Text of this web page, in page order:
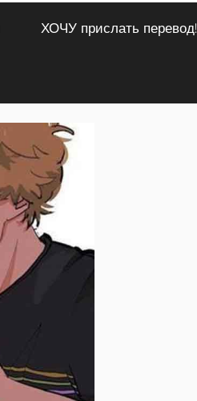
ХОЧУ прислать перевод!